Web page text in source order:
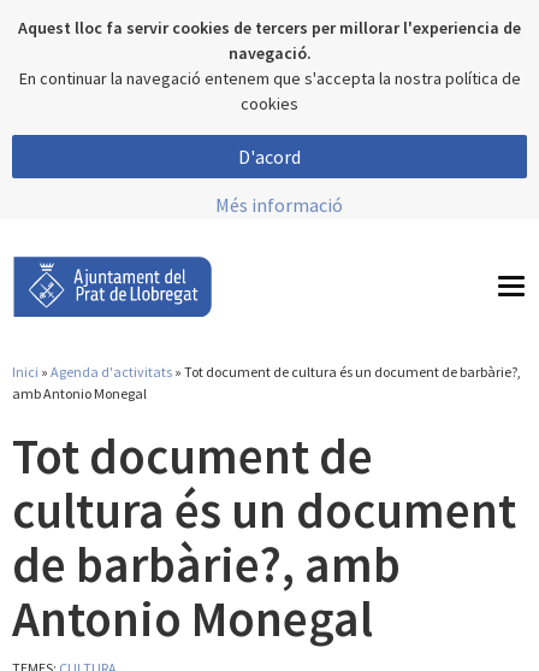
Aquest lloc fa servir cookies de tercers per millorar l'experiencia de
navegació.
En continuar la navegació entenem que s'accepta la nostra política de
cookies
D'acord
Més informació
Esteu aquí
Inici » Agenda d'activitats » Tot document de cultura és un document de barbàrie?,
amb Antonio Monegal
Tot document de
cultura és un document
de barbàrie?, amb
Antonio Monegal